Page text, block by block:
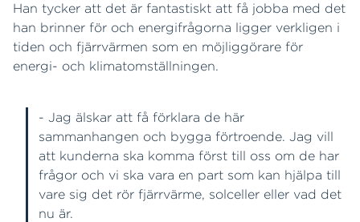
Han tycker att det är fantastiskt att få jobba med det
han brinner för och energifrågorna ligger verkligen i
tiden och fjärrvärmen som en möjliggörare för
energi- och klimatomställningen.
- Jag älskar att få förklara de här
sammanhangen och bygga förtroende. Jag vill
att kunderna ska komma först till oss om de har
frågor och vi ska vara en part som kan hjälpa till
vare sig det rör fjärrvärme, solceller eller vad det
nu är.